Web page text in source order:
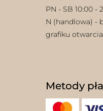
PN - SB 10:00 -
N (handlowa) -
grafiku
Metody